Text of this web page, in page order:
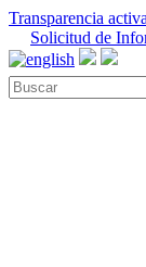
Transparencia
Solicitud de